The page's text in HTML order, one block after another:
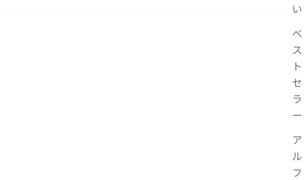
い
ベ
ス
ト
セ
ラ
ー
ア
ル
フ